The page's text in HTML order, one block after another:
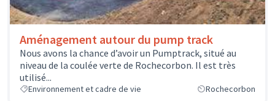
Aménagement autour du pump track
Nous avons la chance d’avoir un Pumptrack, situé au
niveau de la coulée verte de Rochecorbon. Il est très
utilisé...
Environnement et cadre de vie Rochecorbon